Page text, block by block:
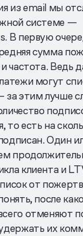
из email мы
системе —
В первую
сумма
частота. Ведь
могут
за этим лучше
то есть на
Один
клиента и
от
после
отменяют
их